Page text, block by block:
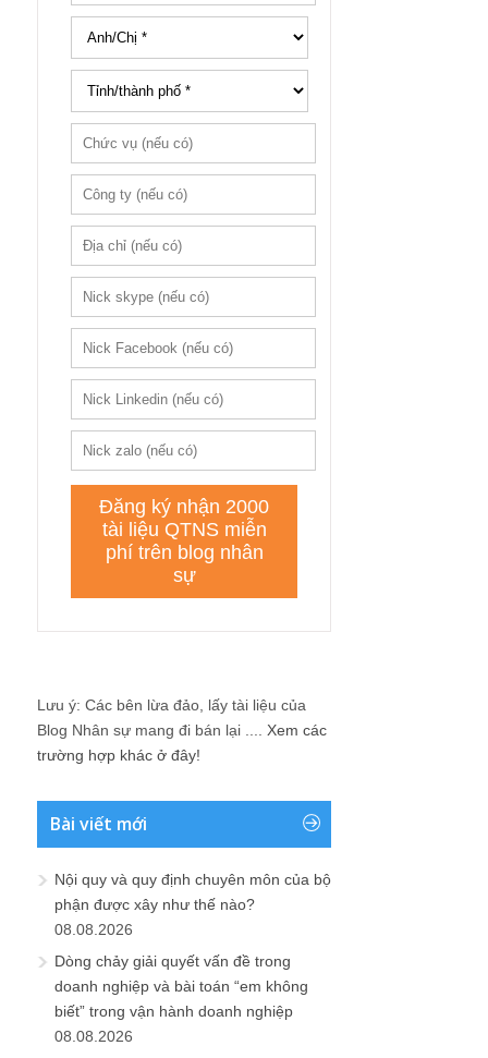
Lưu ý: Các bên lừa đảo, lấy tài liệu của
Blog Nhân sự mang đi bán lại .... Xem các
trường hợp khác ở đây!
Bài viết mới
Nội quy và quy định chuyên môn của bộ
phận được xây như thế nào?
08.08.2026
Dòng chảy giải quyết vấn đề trong
doanh nghiệp và bài toán “em không
biết” trong vận hành doanh nghiệp
08.08.2026